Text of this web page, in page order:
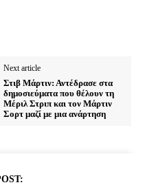
Next article
Στιβ Μάρτιν: Αντέδρασε στα
δημοσιεύματα που θέλουν τη
Μέριλ Στριπ και τον Μάρτιν
Σορτ μαζί με μια ανάρτηση